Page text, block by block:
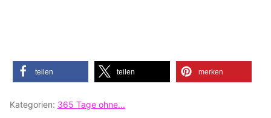
teilen teilen merken
Kategorien: 365 Tage ohne...